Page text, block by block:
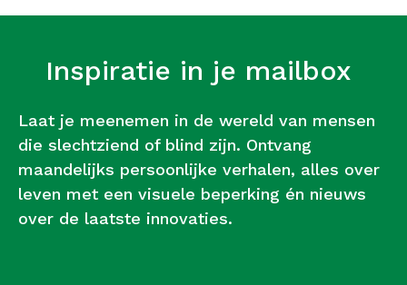
Inspiratie in je mailbox
Laat je meenemen in de wereld van mensen
die slechtziend of blind zijn. Ontvang
maandelijks persoonlijke verhalen, alles over
leven met een visuele beperking én nieuws
over de laatste innovaties.